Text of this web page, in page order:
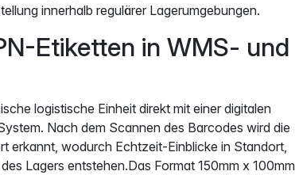
innerhalb regulärer Lagerumgebungen.
Etiketten in WMS- und
logistische Einheit direkt mit einer digitalen
Nach dem Scannen des Barcodes wird die
erkannt, wodurch Echtzeit-Einblicke in Standort,
Lagers entstehen.Das Format 150mm x 100mm